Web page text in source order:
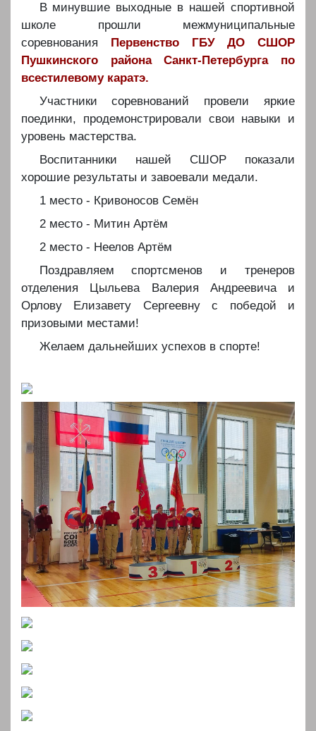
️️В минувшие выходные в нашей спортивной
школе прошли межмуниципальные
соревнования Первенство ГБУ ДО СШОР
Пушкинского района Санкт-Петербурга по
всестилевому каратэ.
️️Участники соревнований провели яркие
поединки, продемонстрировали свои навыки и
уровень мастерства.
️️Воспитанники нашей СШОР показали
хорошие результаты и завоевали медали.
️️1 место - Кривоносов Семён
️️2 место - Митин Артём
️️2 место - Неелов Артём
️️Поздравляем спортсменов и тренеров
отделения Цыльева Валерия Андреевича и
Орлову Елизавету Сергеевну с победой и
призовыми местами!
️️Желаем дальнейших успехов в спорте!